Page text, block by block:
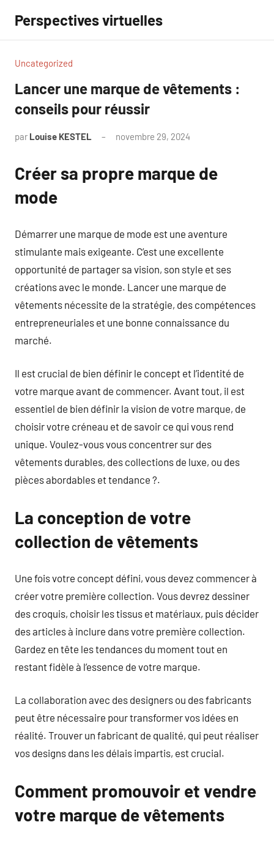
contenu
Perspectives virtuelles
Uncategorized
Lancer une marque de vêtements :
conseils pour réussir
par Louise KESTEL novembre 29, 2024
Créer sa propre marque de
mode
Démarrer une marque de mode est une aventure
stimulante mais exigeante. C’est une excellente
opportunité de partager sa vision, son style et ses
créations avec le monde. Lancer une marque de
vêtements nécessite de la stratégie, des compétences
entrepreneuriales et une bonne connaissance du
marché.
Il est crucial de bien définir le concept et l’identité de
votre marque avant de commencer. Avant tout, il est
essentiel de bien définir la vision de votre marque, de
choisir votre créneau et de savoir ce qui vous rend
unique. Voulez-vous vous concentrer sur des
vêtements durables, des collections de luxe, ou des
pièces abordables et tendance ?.
La conception de votre
collection de vêtements
Une fois votre concept défini, vous devez commencer à
créer votre première collection. Vous devrez dessiner
des croquis, choisir les tissus et matériaux, puis décider
des articles à inclure dans votre première collection.
Gardez en tête les tendances du moment tout en
restant fidèle à l’essence de votre marque.
La collaboration avec des designers ou des fabricants
peut être nécessaire pour transformer vos idées en
réalité. Trouver un fabricant de qualité, qui peut réaliser
vos designs dans les délais impartis, est crucial.
Comment promouvoir et vendre
votre marque de vêtements